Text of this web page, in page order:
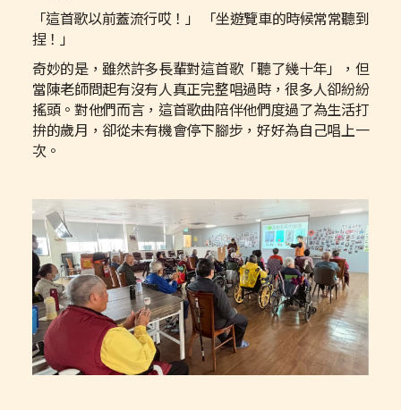
「這首歌以前蓋流行哎！」 「坐遊覽車的時候常常聽到
捏！」
奇妙的是，雖然許多長輩對這首歌「聽了幾十年」，但
當陳老師問起有沒有人真正完整唱過時，很多人卻紛紛
搖頭。對他們而言，這首歌曲陪伴他們度過了為生活打
拚的歲月，卻從未有機會停下腳步，好好為自己唱上一
次。